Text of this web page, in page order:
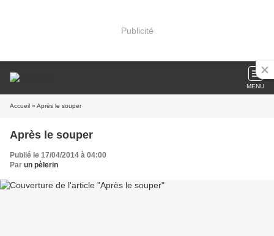
Publicité
MENU
Accueil » Après le souper
Après le souper
Publié le 17/04/2014 à 04:00
Par un pèlerin